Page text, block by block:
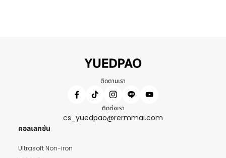
ติดตามเรา
ติดต่อเรา
cs_yuedpao@rermmai.com
คอลเลกชัน
Ultrasoft Non-iron